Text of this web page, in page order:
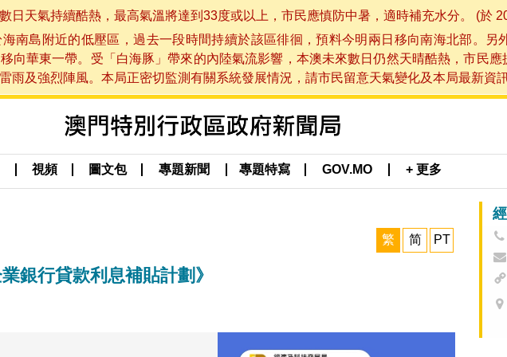
日天氣持續酷熱，最高氣溫將達到33度或以上，市民應慎防中暑，適時補充水分。 (於
南島附近的低壓區，過去一段時間持續於該區徘徊，預料今明兩日移向南海北部。另
向華東一帶。受「白海豚」帶來的內陸氣流影響，本澳未來數日仍然天晴酷熱，市民
雨及強烈陣風。本局正密切監測有關系統發展情況，請市民留意天氣變化及本局最新資
視頻 圖文包 專題新聞 專題特寫 GOV.MO + 更多
繁 简 PT
銀行貸款利息補貼計劃》